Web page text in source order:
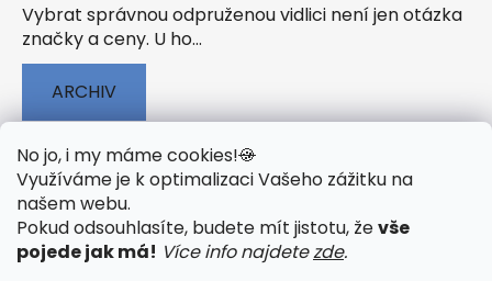
No jo, i my máme cookies!🍪
Využíváme je k optimalizaci Vašeho zážitku na
našem webu.
Pokud odsouhlasíte, budete mít jistotu, ževše
pojede jak má! Více info najdetezde.
Vybrat správnou odpruženou vidlici není jen otázka
značky a ceny. U ho...
ARCHIV
🟢 TECHNOLOGIE
🟢 O ELEKTROKOLECH
🟢 NÁVODY KE STAŽENÍ